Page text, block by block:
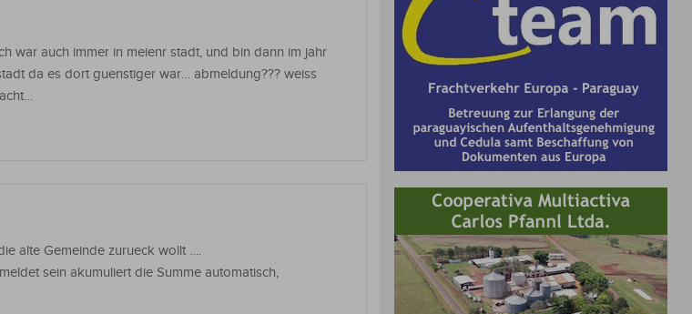
war auch immer in meienr stadt, und bin dann im jahr
da es dort guenstiger war… abmeldung??? weiss
alte Gemeinde zurueck wollt ….
sein akumuliert die Summe automatisch,